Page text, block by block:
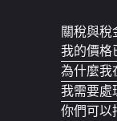
關稅與稅
我的價格
為什麼我
我需要處
你們可以